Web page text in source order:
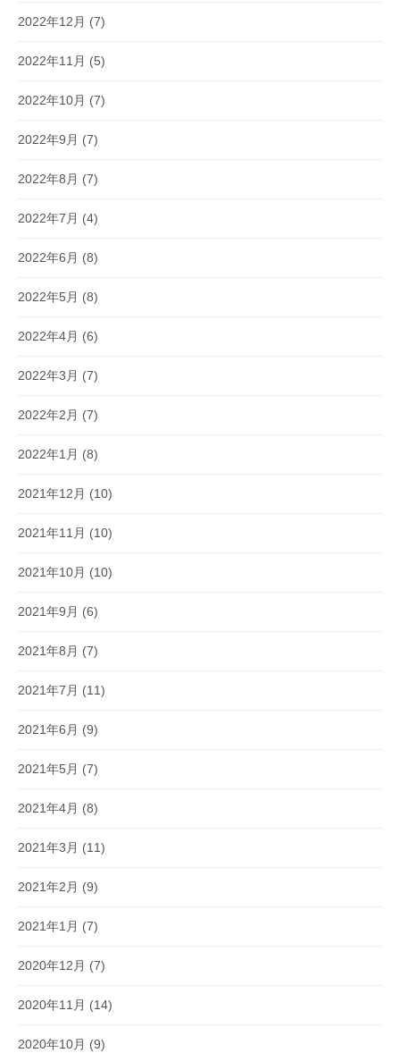
2022年12月 (7)
2022年11月 (5)
2022年10月 (7)
2022年9月 (7)
2022年8月 (7)
2022年7月 (4)
2022年6月 (8)
2022年5月 (8)
2022年4月 (6)
2022年3月 (7)
2022年2月 (7)
2022年1月 (8)
2021年12月 (10)
2021年11月 (10)
2021年10月 (10)
2021年9月 (6)
2021年8月 (7)
2021年7月 (11)
2021年6月 (9)
2021年5月 (7)
2021年4月 (8)
2021年3月 (11)
2021年2月 (9)
2021年1月 (7)
2020年12月 (7)
2020年11月 (14)
2020年10月 (9)